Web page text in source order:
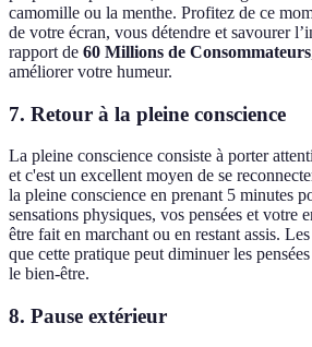
camomille ou la menthe. Profitez de ce
de votre écran, vous détendre et savourer
rapport de 60 Millions de Consommateurs
améliorer votre humeur.
7. Retour à la pleine conscience
La pleine conscience consiste à porter
et c'est un excellent moyen de se
la pleine conscience en prenant 5 minutes
sensations physiques, vos pensées et votre
être fait en marchant ou en restant assis.
que cette pratique peut diminuer les
le bien-être.
8. Pause extérieur